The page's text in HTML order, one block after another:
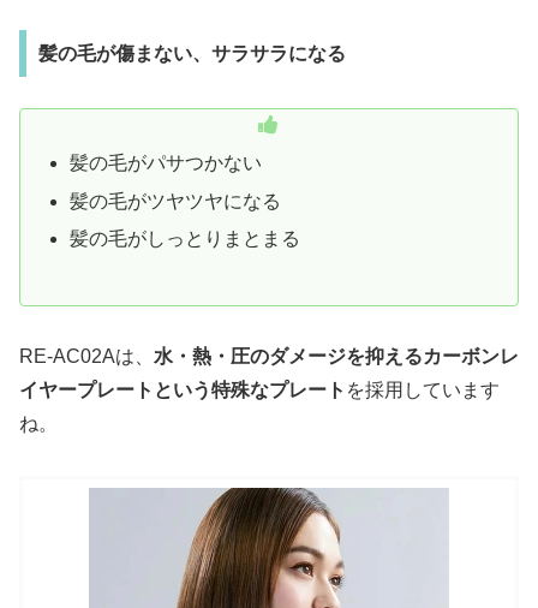
髪の毛が傷まない、サラサラになる
髪の毛がパサつかない
髪の毛がツヤツヤになる
髪の毛がしっとりまとまる
RE-AC02Aは、 水・熱・圧のダメージを抑えるカーボンレ
イヤープレートという特殊なプレート を採用しています
ね。